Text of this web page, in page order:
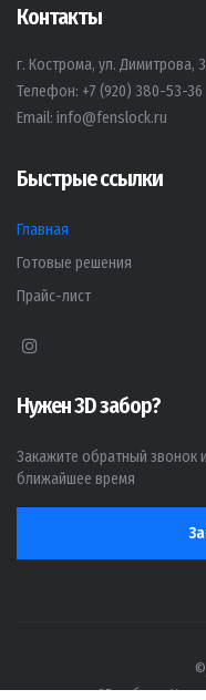
Контакты
г. Кострома, ул. Димитрова,
Телефон: +7 (920) 380-53-36
Email: info@fenslock.ru
Быстрые ссылки
Главная
Готовые решения
Прайс-лист
Нужен 3D забор?
Закажите обратный звонок
ближайшее время
©
3D заборы